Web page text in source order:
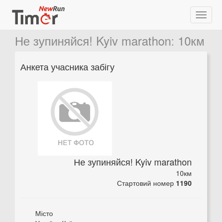
Не зупиняйся! Kyiv marathon: 10км
Анкета учасника забігу
Не зупиняйся! Kyiv marathon
10км
Стартовий номер 1190
Місто